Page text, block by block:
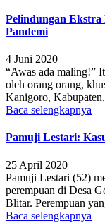
Pelindungan Ekstra
Pandemi
4 Juni 2020
“Awas ada maling!”
oleh orang orang,
Kanigoro,
Baca selengkapnya
Pamuji Lestari:
25 April 2020
Pamuji Lestari (52)
perempuan di Desa
Blitar. Perempuan
Baca selengkapnya